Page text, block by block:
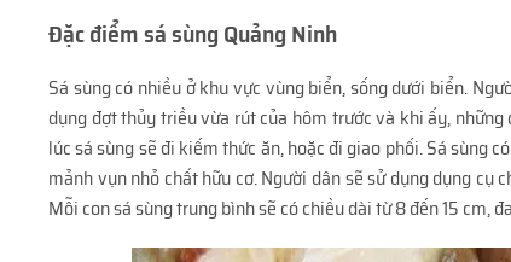
Đặc điểm sá sùng Quảng Ninh
Sá sùng có nhiều ở khu vực vùng biển, sống dưới biển.
dụng đợt thủy triều vừa rút của hôm trước và khi ấy,
lúc sá sùng sẽ đi kiếm thức ăn, hoặc đi giao phối. Sá sùng
mảnh vụn nhỏ chất hữu cơ. Người dân sẽ sử dụng dụng
Mỗi con sá sùng trung bình sẽ có chiều dài từ 8 đến 15 cm,